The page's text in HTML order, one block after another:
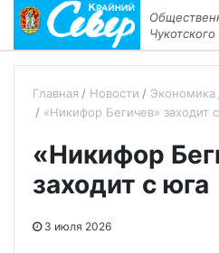
Главная Новости Экономика
«Никифор Бегичев» заходит
«Никифор
заходит с юга
3 июля 2026